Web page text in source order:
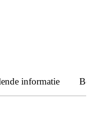
informatie